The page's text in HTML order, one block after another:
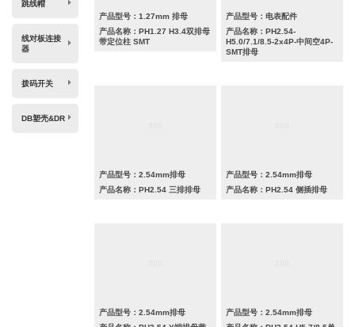
跳线帽
线对板连接
器
拨码开关
DB塑壳&DR
产品型号：1.27mm 排母
产品名称：PH1.27 H3.4双排母
带定位柱 SMT
产品型号：电表配件
产品名称：PH2.54-
H5.0/7.1/8.5-2x4P-中间空4P-
SMT排母
产品型号：2.54mm排母
产品名称：PH2.54 三排排母
产品型号：2.54mm排母
产品名称：PH2.54 侧插排母
产品型号：2.54mm排母
产品型号：2.54mm排母